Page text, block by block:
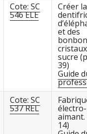
Cote: SC
546 ELE
Créer la
et des
sucre
39)
Guide
Cote: SC
537 REL électro-
aimant.
14)